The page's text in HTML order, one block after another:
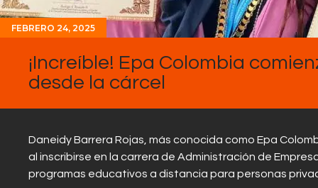
FEBRERO 24, 2025
¡Increíble! Epa Colombia
desde la cárcel
Daneidy Barrera Rojas, más conocida como Epa
al inscribirse en la carrera de Administración de
programas educativos a distancia para personas